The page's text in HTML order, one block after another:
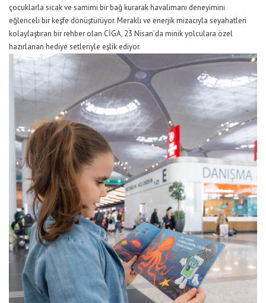
çocuklarla sıcak ve samimi bir bağ kurarak havalimanı deneyimini
eğlenceli bir keşfe dönüştürüyor. Meraklı ve enerjikmizacıyla seyahatleri
kolaylaştıran bir rehber olan CİGA, 23 Nisan’da minik yolculara özel
hazırlanan hediye setleriyle eşlik ediyor.